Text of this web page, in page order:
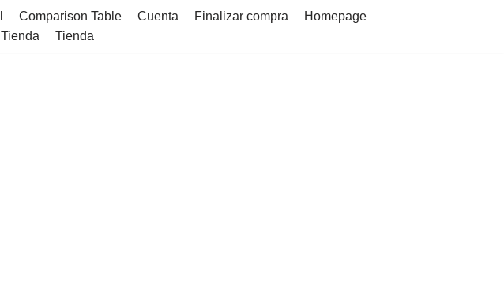
Comparison Table Cuenta Finalizar compra
Homepage
Tienda Tienda